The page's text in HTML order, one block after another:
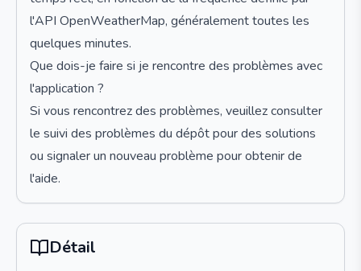
l'API OpenWeatherMap, généralement toutes les
quelques minutes.
Que dois-je faire si je rencontre des problèmes avec
l'application ?
Si vous rencontrez des problèmes, veuillez consulter
le suivi des problèmes du dépôt pour des solutions
ou signaler un nouveau problème pour obtenir de
l'aide.
Détail